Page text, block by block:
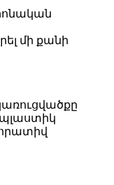
մի քանի